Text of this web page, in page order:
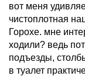
вот меня
чистоплотная
Горохе. мне
ходили? ведь
подъезды,
в туалет